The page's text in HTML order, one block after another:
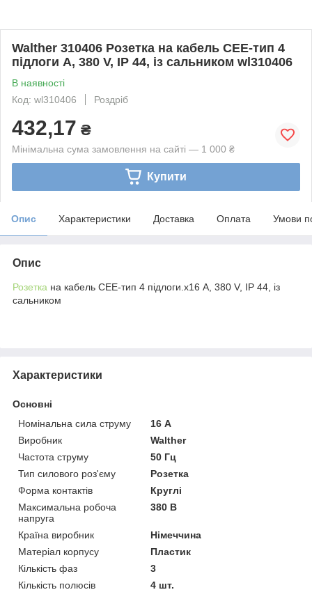
Walther 310406 Розетка на кабель CEE-тип 4
підлоги A, 380 V, IP 44, із сальником wl310406
В наявності
Код: wl310406
Роздріб
432,17 ₴
Мінімальна сума замовлення на сайті — 1 000 ₴
Купити
Опис Характеристики Доставка Оплата Умови
Опис
Розетка на кабель CEE-тип 4 підлоги.х16 А, 380 V, IP 44, із
сальником
Характеристики
Основні
Номінальна сила струму
16 А
Виробник
Walther
Частота струму
50 Гц
Тип силового роз'єму
Розетка
Форма контактів
Круглі
Максимальна робоча
напруга
380 В
Країна виробник
Німеччина
Матеріал корпусу
Пластик
Кількість фаз
3
Кількість полюсів
4 шт.